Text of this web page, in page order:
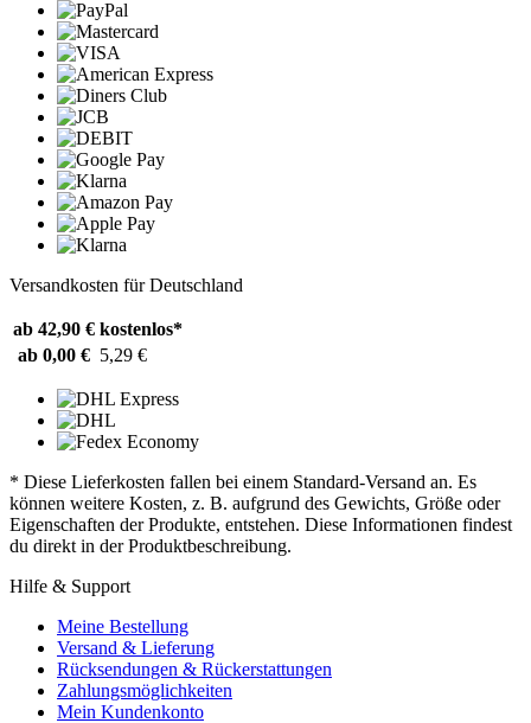
Versandkosten für Deutschland
ab 42,90 € kostenlos*
ab 0,00 € 5,29 €
* Diese Lieferkosten fallen bei einem Standard-Versand an. Es
können weitere Kosten, z. B. aufgrund des Gewichts, Größe oder
Eigenschaften der Produkte, entstehen. Diese Informationen findest
du direkt in der Produktbeschreibung.
Hilfe & Support
Meine Bestellung
Versand & Lieferung
Rücksendungen & Rückerstattungen
Zahlungsmöglichkeiten
Mein Kundenkonto